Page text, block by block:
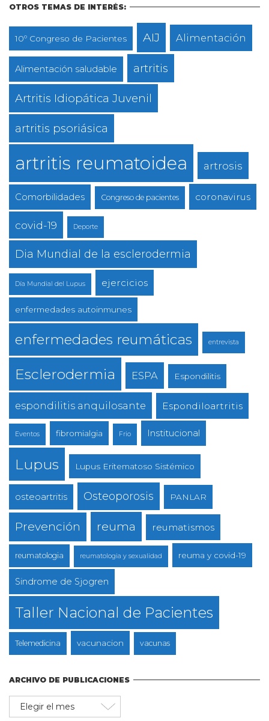
OTROS TEMAS DE INTERÉS:
10º Congreso de Pacientes AIJ Alimentación
Alimentación saludable artritis
Artritis Idiopática Juvenil
artritis psoriásica
artritis reumatoidea artrosis
Comorbilidades Congreso de pacientes coronavirus
covid-19 Deporte
Dia Mundial de la esclerodermia
Día Mundial del Lupus ejercicios
enfermedades autoinmunes
enfermedades reumáticas entrevista
Esclerodermia ESPA Espondilitis
espondilitis anquilosante Espondiloartritis
Eventos fibromialgia Frio Institucional
Lupus Lupus Eritematoso Sistémico
osteoartritis Osteoporosis PANLAR
Prevención reuma reumatismos
reumatologia reumatologia y sexualidad reuma y covid-19
Sindrome de Sjogren
Taller Nacional de Pacientes
Telemedicina vacunacion vacunas
ARCHIVO DE PUBLICACIONES
Archivo
de